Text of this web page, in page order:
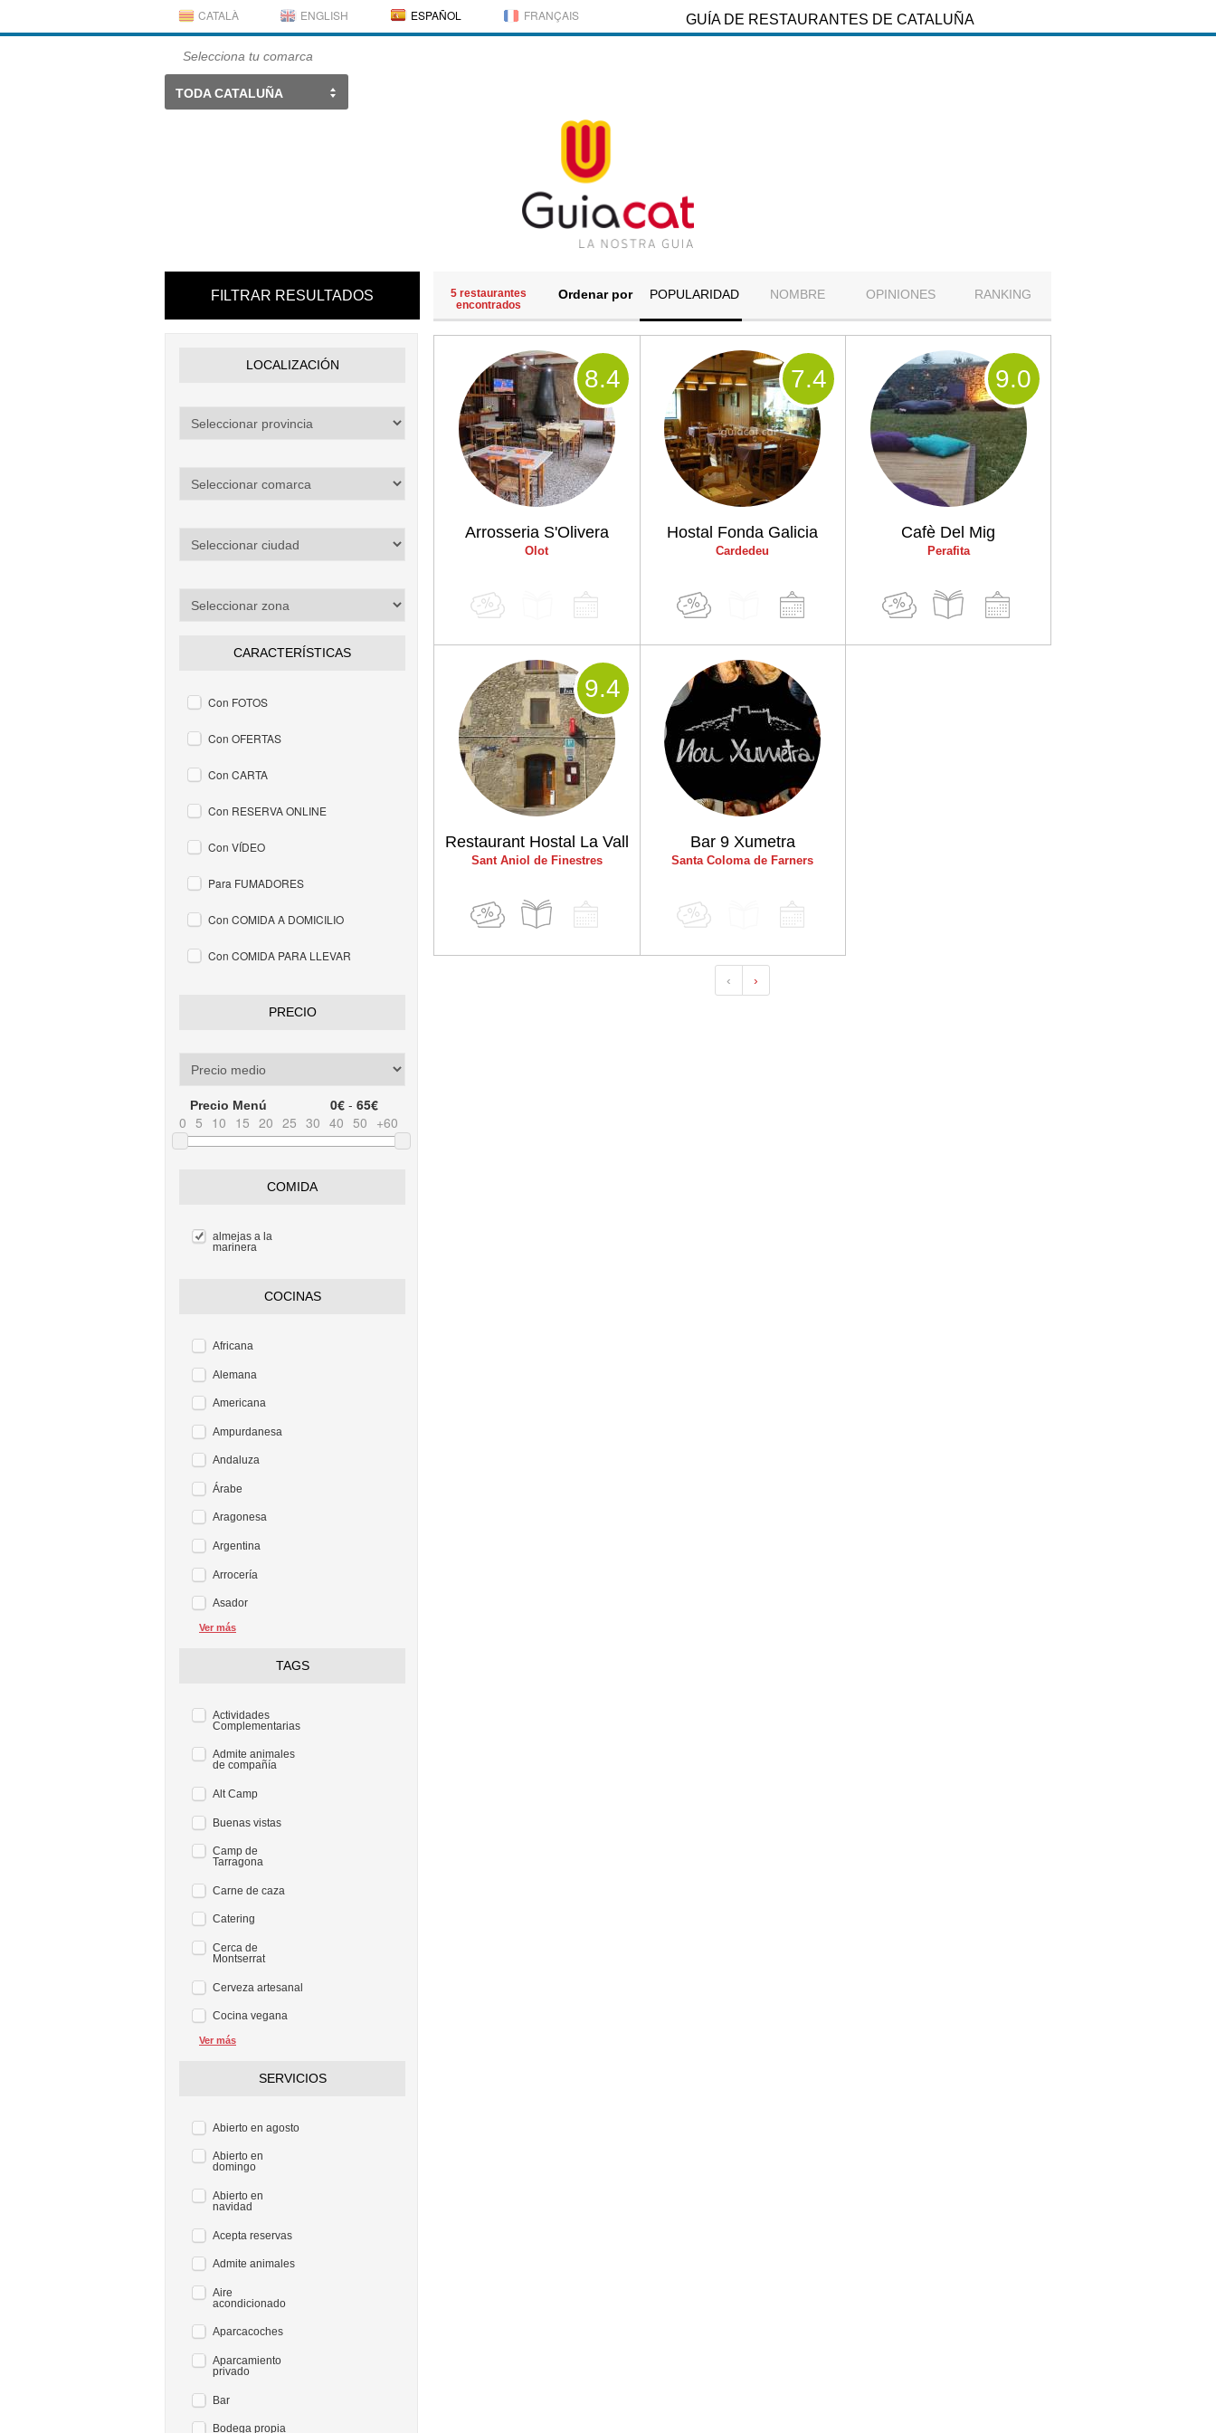
CATALÀ ENGLISH ESPAÑOL FRANÇAIS GUÍA DE RESTAURANTES DE CATALUÑA
Selecciona tu comarca
TODA CATALUÑA
FILTRAR RESULTADOS
LOCALIZACIÓN
CARACTERÍSTICAS
Con FOTOS
Con OFERTAS
Con CARTA
Con RESERVA ONLINE
Con VÍDEO
Para FUMADORES
Con COMIDA A DOMICILIO
Con COMIDA PARA LLEVAR
PRECIO
Precio Menú 0€ - 65€
0 5 10 15 20 25 30 40 50 +60
COMIDA
almejas a la
marinera
COCINAS
Africana
Alemana
Americana
Ampurdanesa
Andaluza
Árabe
Aragonesa
Argentina
Arrocería
Asador
Ver más
TAGS
Actividades
Complementarias
Admite animales
de compañía
Alt Camp
Buenas vistas
Camp de
Tarragona
Carne de caza
Catering
Cerca de
Montserrat
Cerveza artesanal
Cocina vegana
Ver más
SERVICIOS
Abierto en agosto
Abierto en
domingo
Abierto en
navidad
Acepta reservas
Admite animales
Aire
acondicionado
Aparcacoches
Aparcamiento
privado
Bar
Bodega propia
5 restaurantes
encontrados
Ordenar por POPULARIDAD NOMBRE OPINIONES RANKING
Arrosseria S'Olivera
Olot
8.4
Hostal Fonda Galicia
Cardedeu
7.4
Cafè Del Mig
Perafita
9.0
Restaurant Hostal La Vall
Sant Aniol de Finestres
9.4
Bar 9 Xumetra
Santa Coloma de Farners
‹ ›